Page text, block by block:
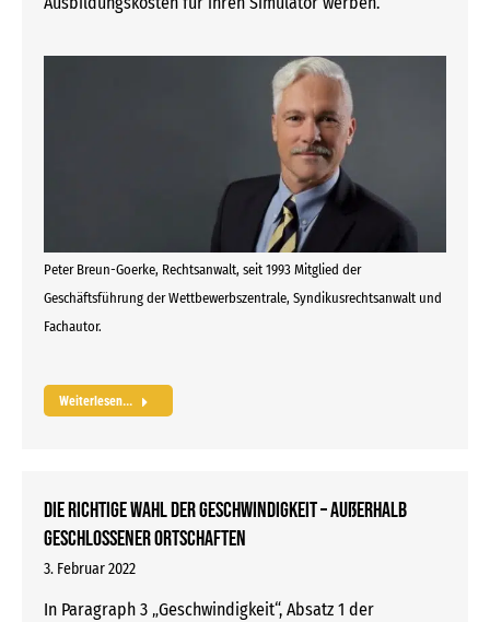
Peter Breun-Goerke, Rechtsanwalt, seit 1993 Mitglied der
Geschäftsführung der Wettbewerbszentrale, Syndikusrechtsanwalt und
Fachautor.
Weiterlesen...
Die richtige Wahl der Geschwindigkeit – außerhalb
geschlossener Ortschaften
3. Februar 2022
In Paragraph 3 „Geschwindigkeit“, Absatz 1 der